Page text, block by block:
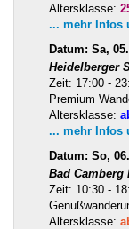
Altersklasse:
... mehr Infos
Datum: Sa,
Heidelberger
Zeit: 17:00 -
Premium
Altersklasse:
... mehr Infos
Datum: So,
Bad Camberg
Zeit: 10:30 -
Altersklasse: